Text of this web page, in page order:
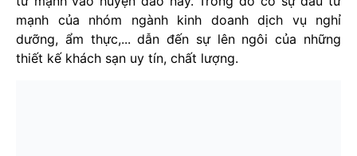
mạnh của nhóm ngành kinh doanh dịch vụ nghỉ
dưỡng, ẩm thực,... dẫn đến sự lên ngôi của những
thiết kế khách sạn uy tín, chất lượng.